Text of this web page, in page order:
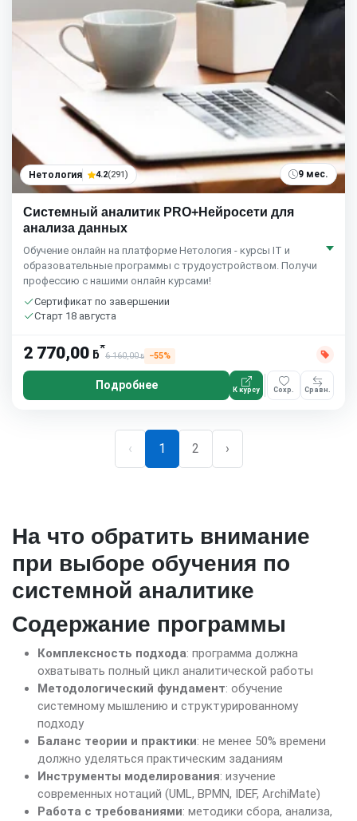
Нетология 4.2(291) 9 мес.
Системный аналитик PRO+Нейросети для
анализа данных
Обучение онлайн на платформе Нетология - курсы IT и
образовательные программы с трудоустройством. Получи
профессию с нашими онлайн курсами!
Сертификат по завершении
Старт 18 августа
2 770,00 ƃ*
6 160,00ƃ −55%
Подробнее К курсу Сохр. Сравн.
‹ 1 2 ›
На что обратить внимание
при выборе обучения по
системной аналитике
Содержание программы
Комплексность подхода: программа должна
охватывать полный цикл аналитической работы
Методологический фундамент: обучение
системному мышлению и структурированному
подходу
Баланс теории и практики: не менее 50% времени
должно уделяться практическим заданиям
Инструменты моделирования: изучение
современных нотаций (UML, BPMN, IDEF, ArchiMate)
Работа с требованиями: методики сбора, анализа,